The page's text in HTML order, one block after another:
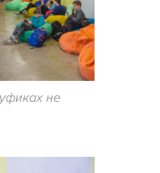
не